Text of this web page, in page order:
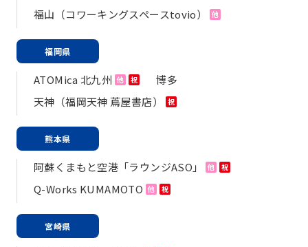
福山（コワーキングスペースtovio） 他
福岡県
ATOMica 北九州 他 祝
博多
天神（福岡天神 蔦屋書店）
祝
熊本県
阿蘇くまもと空港「ラウンジASO」 他 祝
Q-Works KUMAMOTO 他 祝
宮崎県